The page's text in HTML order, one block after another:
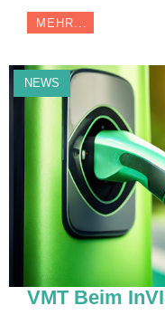
MEHR...
NEWS
VMT Beim